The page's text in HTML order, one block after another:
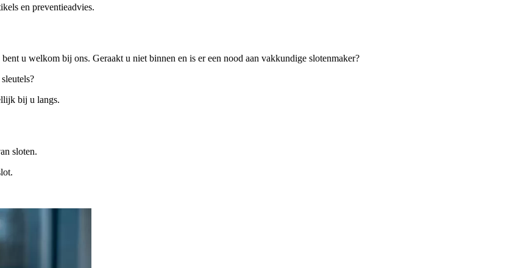
en preventieadvies.
u welkom bij ons. Geraakt u niet binnen en is er een nood aan vakkundige slotenmaker?
bij u langs.
sloten.